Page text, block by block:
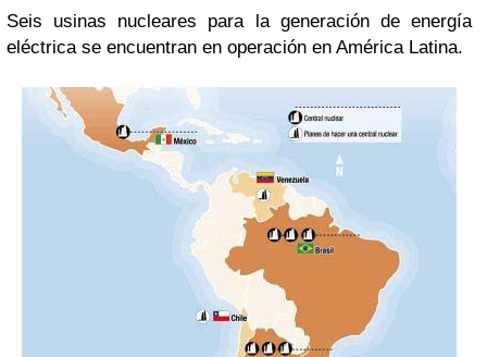
Seis usinas nucleares para la generación de energía
eléctrica se encuentran en operación en América Latina.